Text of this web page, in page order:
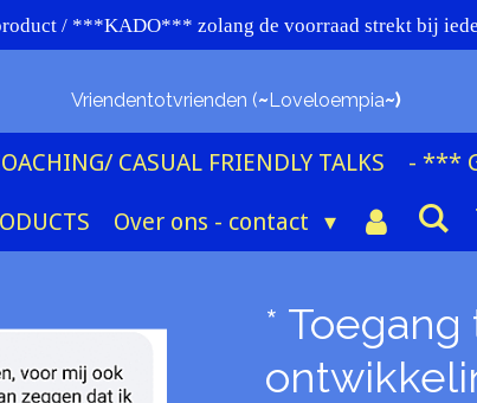
/ ***KADO*** zolang de voorraad strekt bij
Vriendentotvrienden (~Loveloempia~)
CASUAL FRIENDLY TALKS - ***
Over ons - contact
*